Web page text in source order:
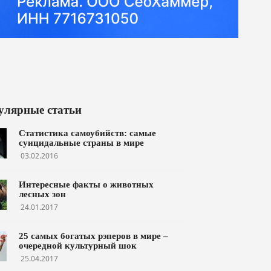
статьи
Статистика самоубийств: самые
суицидальные страны в мире
03.02.2016
Интересные факты о животных
лесных зон
24.01.2017
25 самых богатых рэперов в мире –
очередной культурный шок
25.04.2017